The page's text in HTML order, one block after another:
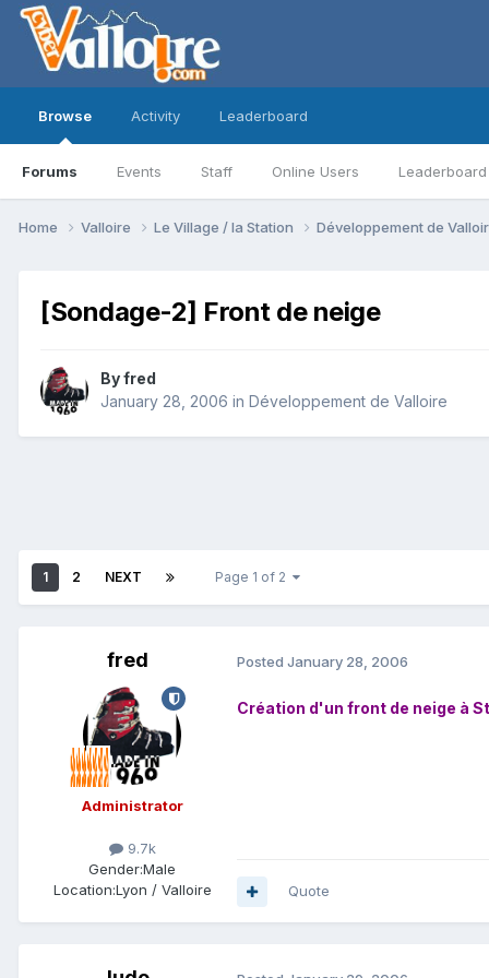
Browse
Forums Events Staff Online Users Leaderboard
Activity Leaderboard
Home Valloire Le Village / la Station Développement de
[Sondage-2] Front de neige
Byfred
January 28, 2006 in Développement de Valloire
1 2 NEXT Page 1 of 2
fred
Administrator
9.7k
Gender:Male
Location:Lyon / Valloire
Posted January 28, 2006
Création d'un front de neige à
Quote